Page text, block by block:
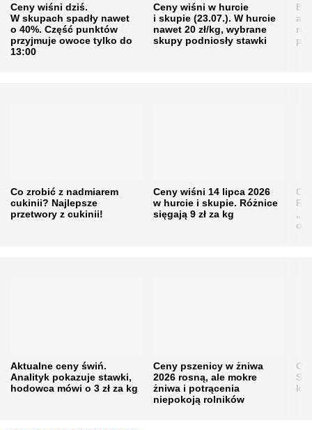
Ceny wiśni dziś.
W skupach spadły nawet
o 40%. Część punktów
przyjmuje owoce tylko do
13:00
Ceny wiśni w hurcie
i skupie (23.07.). W hurcie
nawet 20 zł/kg, wybrane
skupy podniosły stawki
Co zrobić z nadmiarem
cukinii? Najlepsze
przetwory z cukinii!
Ceny wiśni 14 lipca 2026
w hurcie i skupie. Różnice
sięgają 9 zł za kg
Aktualne ceny świń.
Analityk pokazuje stawki,
hodowca mówi o 3 zł za kg
Ceny pszenicy w żniwa
2026 rosną, ale mokre
żniwa i potrącenia
niepokoją rolników